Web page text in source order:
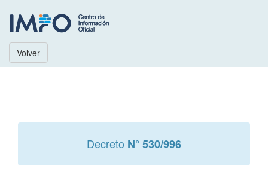
Volver
Decreto N° 530/996